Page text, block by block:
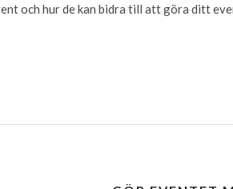
och hur de kan bidra till att göra ditt